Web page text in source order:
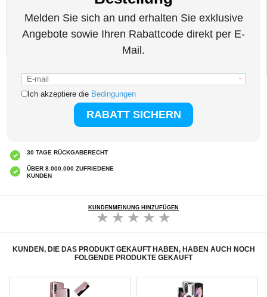
EAN: 5714122185297
Verwandte Kategorien:Handyzubehör ,Samsung Hüllen & Zubehör, Samsung
Galaxy Z Fold3 5G Hüllen & Zubehör
EXPRESSVERSAND
7% RABATT ERHALTEN
KUNDENBETREUUNG
30 TAGE RÜCKGABERECHT
ÜBER 8.000.000 ZUFRIEDENE
KUNDEN
KUNDENMEINUNG HINZUFÜGEN
KUNDEN, DIE DAS PRODUKT GEKAUFT HABEN, HABEN AUCH NOCH
FOLGENDE PRODUKTE GEKAUFT